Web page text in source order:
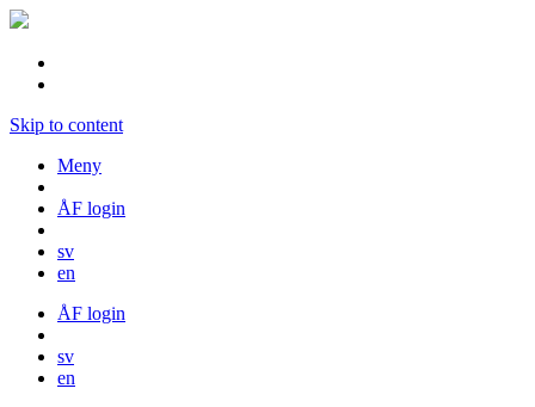
Skip to content
Meny
ÅF login
sv
en
ÅF login
sv
en